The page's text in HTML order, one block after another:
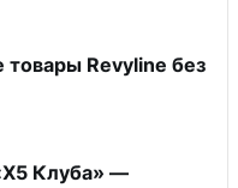
товары Revyline без
Клуба» —